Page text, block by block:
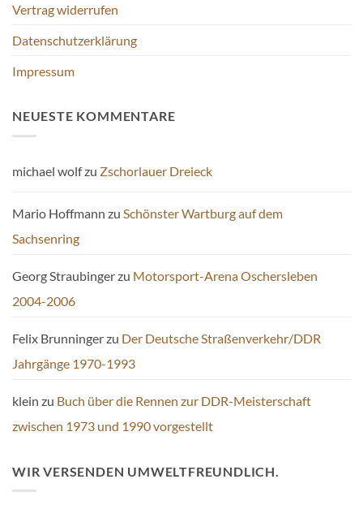
Vertrag widerrufen
Datenschutzerklärung
Impressum
NEUESTE KOMMENTARE
michael wolfzu Zschorlauer Dreieck
Mario Hoffmann zu Schönster Wartburg auf dem
Sachsenring
Georg Straubingerzu Motorsport-Arena Oschersleben
2004-2006
Felix Brunningerzu Der Deutsche Straßenverkehr/DDR
Jahrgänge 1970-1993
klein zu Buch über die Rennen zur DDR-Meisterschaft
zwischen 1973 und 1990 vorgestellt
WIR VERSENDEN UMWELTFREUNDLICH.